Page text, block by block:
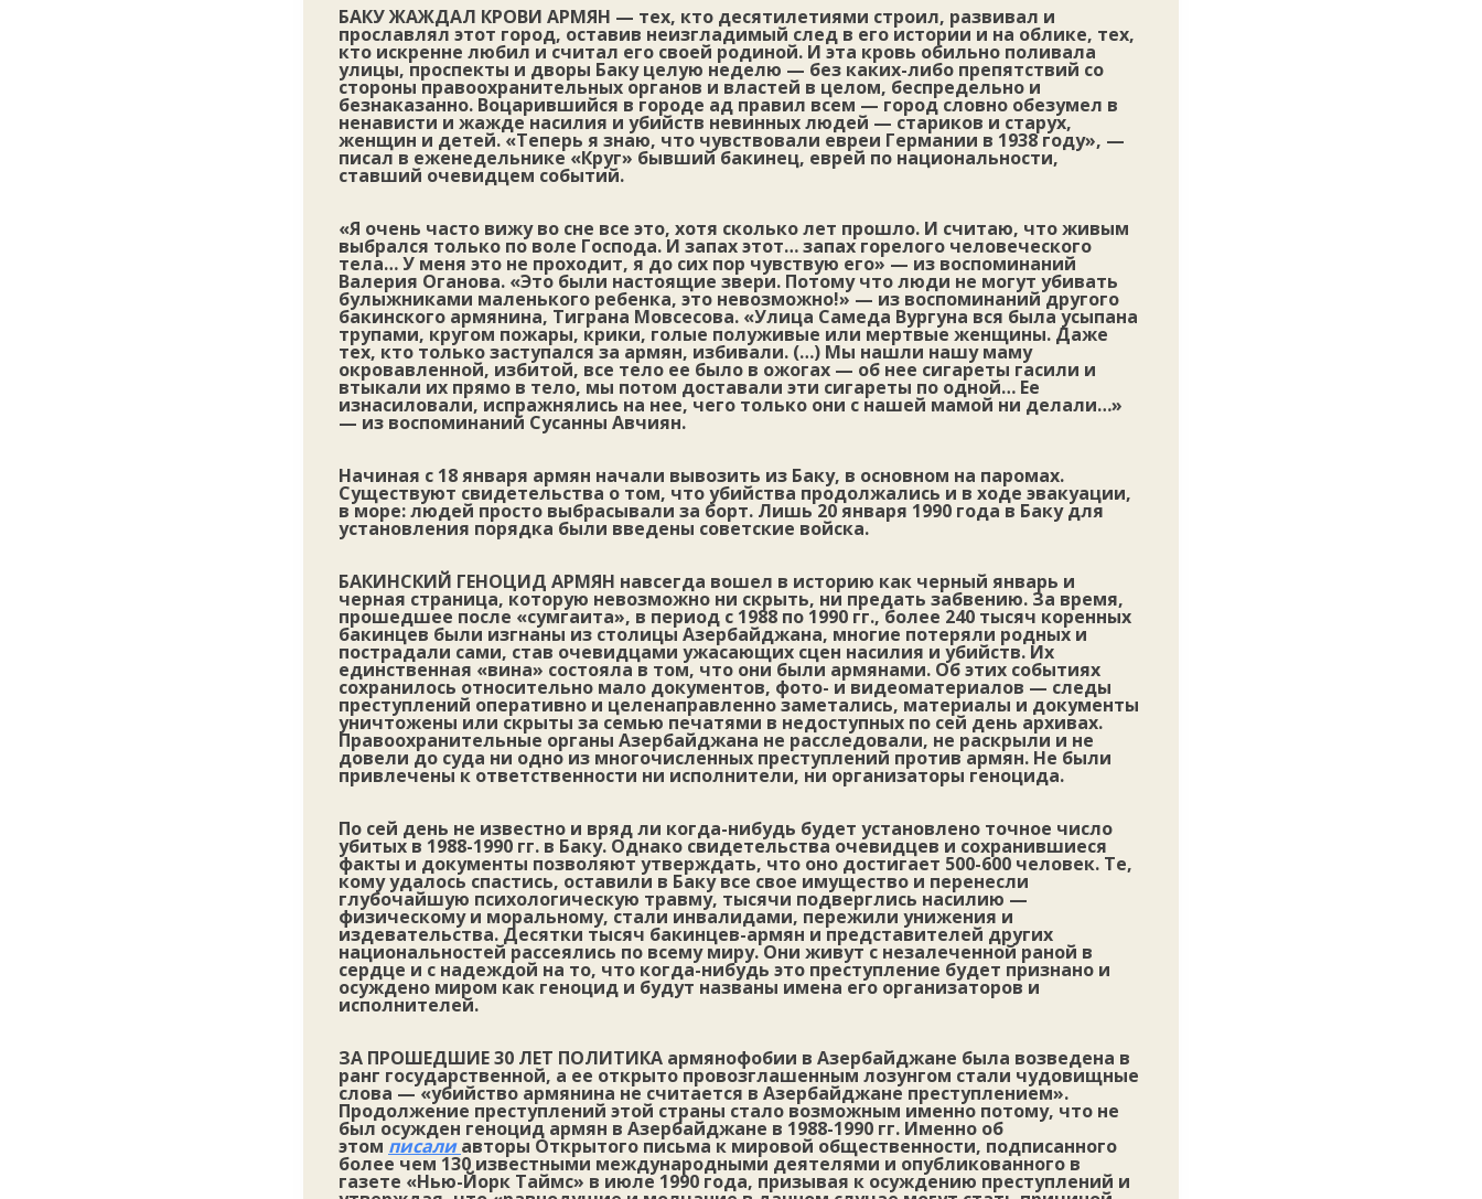
БАКУ ЖАЖДАЛ КРОВИ АРМЯН — тех, кто десятилетиями строил, развивал и
прославлял этот город, оставив неизгладимый след в его истории и на облике, тех,
кто искренне любил и считал его своей родиной. И эта кровь обильно поливала
улицы, проспекты и дворы Баку целую неделю — без каких-либо препятствий со
стороны правоохранительных органов и властей в целом, беспредельно и
безнаказанно. Воцарившийся в городе ад правил всем — город словно обезумел в
ненависти и жажде насилия и убийств невинных людей — стариков и старух,
женщин и детей. «Теперь я знаю, что чувствовали евреи Германии в 1938 году», —
писал в еженедельнике «Круг» бывший бакинец, еврей по национальности,
ставший очевидцем событий.
«Я очень часто вижу во сне все это, хотя сколько лет прошло. И считаю, что живым
выбрался только по воле Господа. И запах этот… запах горелого человеческого
тела… У меня это не проходит, я до сих пор чувствую его» — из воспоминаний
Валерия Оганова. «Это были настоящие звери. Потому что люди не могут убивать
булыжниками маленького ребенка, это невозможно!» — из воспоминаний другого
бакинского армянина, Тиграна Мовсесова. «Улица Самеда Вургуна вся была усыпана
трупами, кругом пожары, крики, голые полуживые или мертвые женщины. Даже
тех, кто только заступался за армян, избивали. (…) Мы нашли нашу маму
окровавленной, избитой, все тело ее было в ожогах — об нее сигареты гасили и
втыкали их прямо в тело, мы потом доставали эти сигареты по одной… Ее
изнасиловали, испражнялись на нее, чего только они с нашей мамой ни делали…»
— из воспоминаний Сусанны Авчиян.
Начиная с 18 января армян начали вывозить из Баку, в основном на паромах.
Существуют свидетельства о том, что убийства продолжались и в ходе эвакуации,
в море: людей просто выбрасывали за борт. Лишь 20 января 1990 года в Баку для
установления порядка были введены советские войска.
БАКИНСКИЙ ГЕНОЦИД АРМЯН навсегда вошел в историю как черный январь и
черная страница, которую невозможно ни скрыть, ни предать забвению. За время,
прошедшее после «сумгаита», в период с 1988 по 1990 гг., более 240 тысяч коренных
бакинцев были изгнаны из столицы Азербайджана, многие потеряли родных и
пострадали сами, став очевидцами ужасающих сцен насилия и убийств. Их
единственная «вина» состояла в том, что они были армянами. Об этих событиях
сохранилось относительно мало документов, фото- и видеоматериалов — следы
преступлений оперативно и целенаправленно заметались, материалы и документы
уничтожены или скрыты за семью печатями в недоступных по сей день архивах.
Правоохранительные органы Азербайджана не расследовали, не раскрыли и не
довели до суда ни одно из многочисленных преступлений против армян. Не были
привлечены к ответственности ни исполнители, ни организаторы геноцида.
По сей день не известно и вряд ли когда-нибудь будет установлено точное число
убитых в 1988-1990 гг. в Баку. Однако свидетельства очевидцев и сохранившиеся
факты и документы позволяют утверждать, что оно достигает 500-600 человек. Те,
кому удалось спастись, оставили в Баку все свое имущество и перенесли
глубочайшую психологическую травму, тысячи подверглись насилию —
физическому и моральному, стали инвалидами, пережили унижения и
издевательства. Десятки тысяч бакинцев-армян и представителей других
национальностей рассеялись по всему миру. Они живут с незалеченной раной в
сердце и с надеждой на то, что когда-нибудь это преступление будет признано и
осуждено миром как геноцид и будут названы имена его организаторов и
исполнителей.
ЗА ПРОШЕДШИЕ 30 ЛЕТ ПОЛИТИКА армянофобии в Азербайджане была возведена в
ранг государственной, а ее открыто провозглашенным лозунгом стали чудовищные
слова — «убийство армянина не считается в Азербайджане преступлением».
Продолжение преступлений этой страны стало возможным именно потому, что не
был осужден геноцид армян в Азербайджане в 1988-1990 гг. Именно об
этом писали авторы Открытого письма к мировой общественности, подписанного
более чем 130 известными международными деятелями и опубликованного в
газете «Нью-Йорк Таймс» в июле 1990 года, призывая к осуждению преступлений и